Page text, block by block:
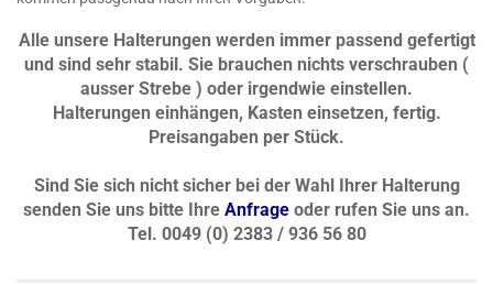
Alle unsere Halterungen werden immer passend gefertigt
und sind sehr stabil. Sie brauchen nichts verschrauben (
ausser Strebe ) oder irgendwie einstellen.
Halterungen einhängen, Kasten einsetzen, fertig.
Preisangaben per Stück.
Sind Sie sich nicht sicher bei der Wahl Ihrer Halterung
senden Sie uns bitte Ihre Anfrage oder rufen Sie uns an.
Tel. 0049 (0) 2383 / 936 56 80